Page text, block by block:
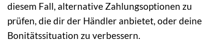
diesem Fall, alternative Zahlungsoptionen zu
prüfen, die dir der Händler anbietet, oder deine
Bonitätssituation zu verbessern.